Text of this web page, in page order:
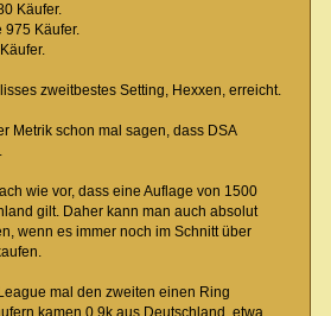
Käufer.
975 Käufer.
zweitbestes Setting, Hexxen, erreicht.
Metrik schon mal sagen, dass DSA
wie vor, dass eine Auflage von 1500
gilt. Daher kann man auch absolut
wenn es immer noch im Schnitt über
mal den zweiten einen Ring
kamen 0,9k aus Deutschland, etwa